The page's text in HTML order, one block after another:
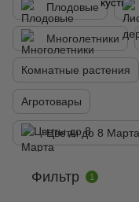
Плодовые
Многолетники
Комнатные растения
Агротовары
Цветы до 8
Фильтр 1